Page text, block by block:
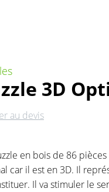
3D
au devis
en bois de 86
car il est en 3D. Il
Il va stimuler le